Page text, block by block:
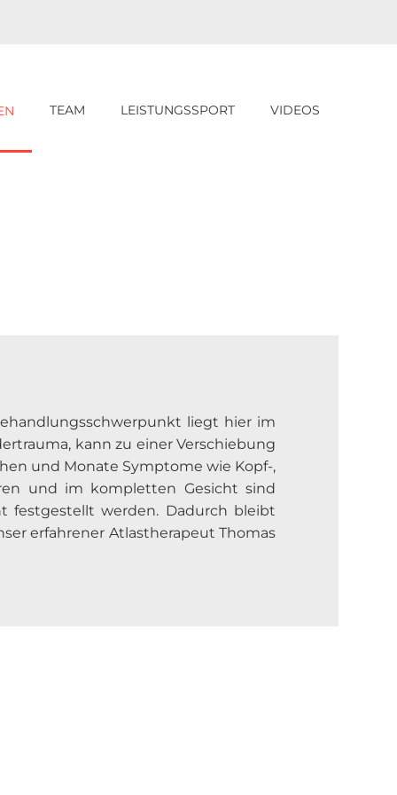
TEAM LEISTUNGSSPORT VIDEOS
liegt hier im
kann zu einer Verschiebung
und Monate Symptome wie Kopf-,
und im kompletten Gesicht sind
festgestellt werden. Dadurch bleibt
erfahrener Atlastherapeut Thomas